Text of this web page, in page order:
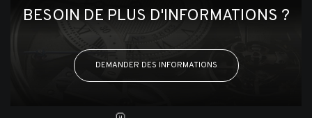
BESOIN DE PLUS D'INFORMATIONS ?
DEMANDER DES INFORMATIONS